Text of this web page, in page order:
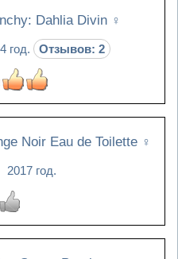
Dahlia Divin ♀
год. Отзывов: 2
Noir Eau de Toilette ♀
2017 год.